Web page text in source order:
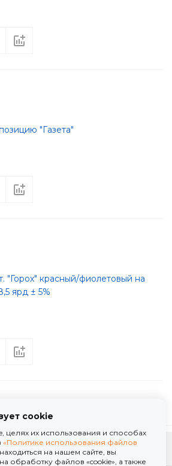
"Газета"
"Горох" красный/фиолетовый на
ярд ± 5%
страницы
cookie
их использования и способах
«Политике использования файлов
на нашем сайте, вы
обработку файлов «cookie», а также